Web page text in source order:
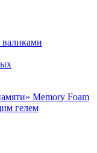
Memory Foam
гелем